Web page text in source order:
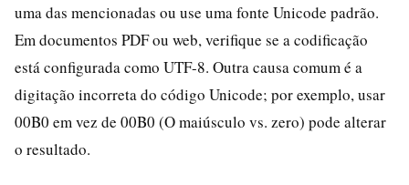
uma das mencionadas ou use uma fonte Unicode padrão.
Em documentos PDF ou web, verifique se a codificação
está configurada como UTF-8. Outra causa comum é a
digitação incorreta do código Unicode; por exemplo, usar
00B0 em vez de 00B0 (O maiúsculo vs. zero) pode alterar
o resultado.